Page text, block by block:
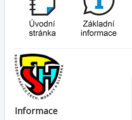
Informace